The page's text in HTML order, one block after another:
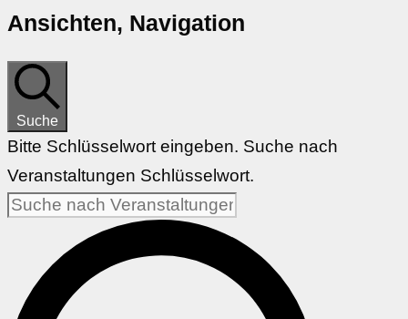
Ansichten, Navigation
Suche
Bitte Schlüsselwort eingeben. Suche nach
Veranstaltungen Schlüsselwort.